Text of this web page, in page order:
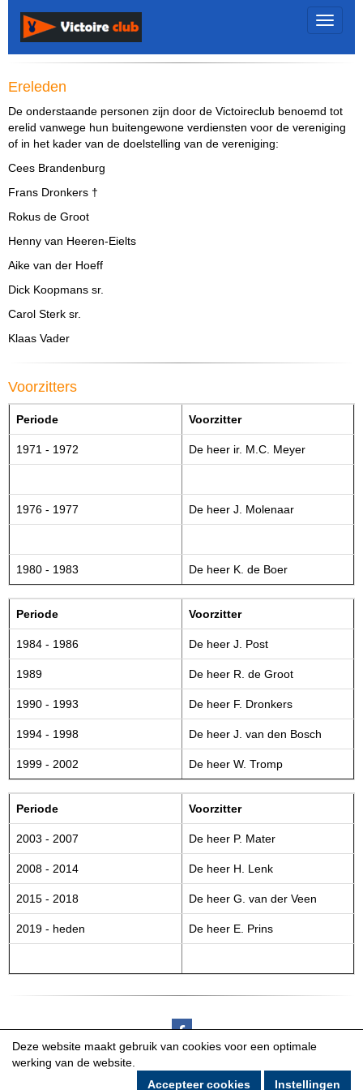
Toggle
Ereleden
De onderstaande personen zijn door de Victoireclub benoemd tot
erelid vanwege hun buitengewone verdiensten voor de vereniging
of in het kader van de doelstelling van de vereniging:
Cees Brandenburg
Frans Dronkers †
Rokus de Groot
Henny van Heeren-Eielts
Aike van der Hoeff
Dick Koopmans sr.
Carol Sterk sr.
Klaas Vader
Voorzitters
Periode Voorzitter
1971 - 1972 De heer ir. M.C. Meyer
1976 - 1977 De heer J. Molenaar
1980 - 1983 De heer K. de Boer
Periode Voorzitter
1984 - 1986 De heer J. Post
1989 De heer R. de Groot
1990 - 1993 De heer F. Dronkers
1994 - 1998 De heer J. van den Bosch
1999 - 2002 De heer W. Tromp
Periode Voorzitter
2003 - 2007 De heer P. Mater
2008 - 2014 De heer H. Lenk
2015 - 2018 De heer G. van der Veen
2019 - heden De heer E. Prins
Deze website maakt gebruik van cookies voor een optimale
werking van de website.
Accepteer cookies
Instellingen
Privacyverklaring
Copyright Victoire Club 2023